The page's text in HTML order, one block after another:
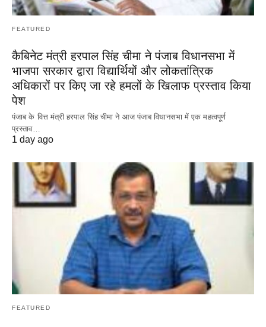
FEATURED
कैबिनेट मंत्री हरपाल सिंह चीमा ने पंजाब विधानसभा में
भाजपा सरकार द्वारा विद्यार्थियों और लोकतांत्रिक
अधिकारों पर किए जा रहे हमलों के खिलाफ प्रस्ताव किया
पेश
पंजाब के वित्त मंत्री हरपाल सिंह चीमा ने आज पंजाब विधानसभा में एक महत्वपूर्ण
प्रस्ताव…
1 day ago
FEATURED